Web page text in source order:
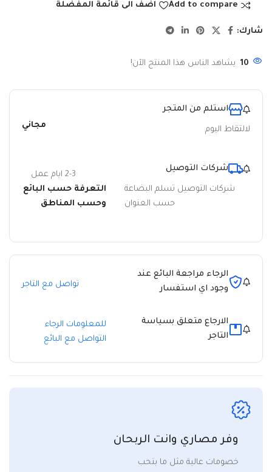
Add to compare اضف الى قائمة المفضلة
شارك:
10 يشاهد الناس هذا المنتج الآن!
استلم من المتجر
لالتقاط اليوم مجاني
شركات التوصيل
شركات التوصيل تسلم البضاعة
حسب العنوان
2-3 ايام عمل
التعرفة حسب البائع
وحسب المناطق
الرجاء مراجعة البائع عند
وجود اي استفسار
تواصل مع التاجر
الارجاع متعلق بسياسة
التاجر
للمعلومات الرجاء
التواصل مع البائع
وفر مصاري وانت الربحان
خصومات عالية مثل ما بتحب